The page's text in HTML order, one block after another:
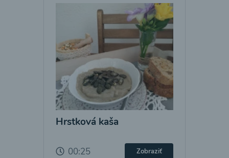
Hrstková kaša
00:25 Zobraziť